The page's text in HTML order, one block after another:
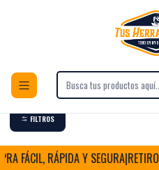
Envios
Herramientas
Escuadras
FILTROS
FÁCIL, RÁPIDA Y SEGURA|